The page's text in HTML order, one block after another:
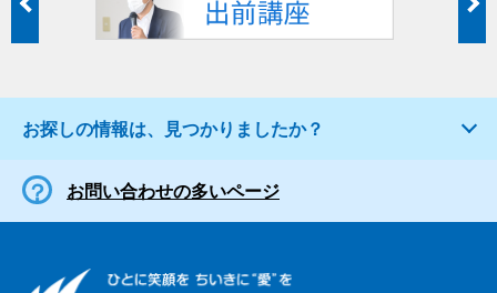
お探しの情報は、見つかりましたか？
お問い合わせの多いページ